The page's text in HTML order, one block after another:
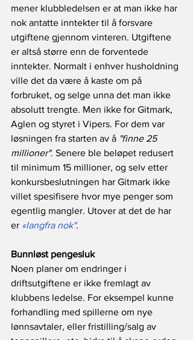
mener klubbledelsen er at man ikke har
nok antatte inntekter til å forsvare
utgiftene gjennom vinteren. Utgiftene
er altså større enn de forventede
inntekter. Normalt i enhver husholdning
ville det da være å kaste om på
forbruket, og selge unna det man ikke
absolutt trengte. Men ikke for Gitmark,
Aglen og styret i Vipers. For dem var
løsningen fra starten av å "finne 25
millioner". Senere ble beløpet redusert
til minimum 15 millioner, og selv etter
konkursbeslutningen har Gitmark ikke
villet spesifisere hvor mye penger som
egentlig mangler. Utover at det de har
er «langfra nok".
Bunnløst pengesluk
Noen planer om endringer i
driftsutgiftene er ikke fremlagt av
klubbens ledelse. For eksempel kunne
forhandling med spillerne om nye
lønnsavtaler, eller fristilling/salg av